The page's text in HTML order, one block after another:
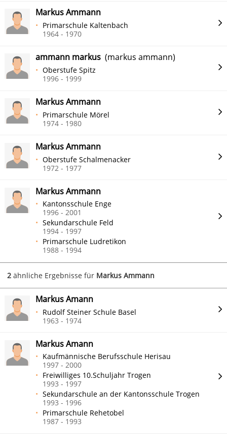
Markus Ammann
Primarschule Kaltenbach
1964 - 1970
ammann markus (markus ammann)
Oberstufe Spitz
1996 - 1999
Markus Ammann
Primarschule Mörel
1974 - 1980
Markus Ammann
Oberstufe Schalmenacker
1972 - 1977
Markus Ammann
Kantonsschule Enge
1996 - 2001
Sekundarschule Feld
1994 - 1997
Primarschule Ludretikon
1988 - 1994
2 ähnliche Ergebnisse für Markus Ammann
Markus Amann
Rudolf Steiner Schule Basel
1963 - 1974
Markus Amann
Kaufmännische Berufsschule Herisau
1997 - 2000
Freiwilliges 10.Schuljahr Trogen
1993 - 1997
Sekundarschule an der Kantonsschule Trogen
1993 - 1996
Primarschule Rehetobel
1987 - 1993